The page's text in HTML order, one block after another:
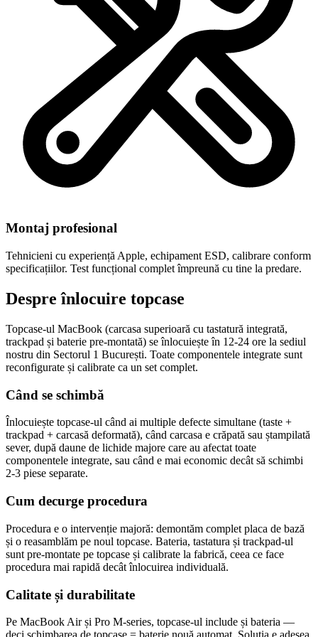
Montaj profesional
Tehnicieni cu experiență Apple, echipament ESD, calibrare conform
specificațiilor. Test funcțional complet împreună cu tine la predare.
Despre înlocuire topcase
Topcase-ul MacBook (carcasa superioară cu tastatură integrată,
trackpad și baterie pre-montată) se înlocuiește în 12-24 ore la sediul
nostru din Sectorul 1 București. Toate componentele integrate sunt
reconfigurate și calibrate ca un set complet.
Când se schimbă
Înlocuiește topcase-ul când ai multiple defecte simultane (taste +
trackpad + carcasă deformată), când carcasa e crăpată sau ștampilată
sever, după daune de lichide majore care au afectat toate
componentele integrate, sau când e mai economic decât să schimbi
2-3 piese separate.
Cum decurge procedura
Procedura e o intervenție majoră: demontăm complet placa de bază
și o reasamblăm pe noul topcase. Bateria, tastatura și trackpad-ul
sunt pre-montate pe topcase și calibrate la fabrică, ceea ce face
procedura mai rapidă decât înlocuirea individuală.
Calitate și durabilitate
Pe MacBook Air și Pro M-series, topcase-ul include și bateria —